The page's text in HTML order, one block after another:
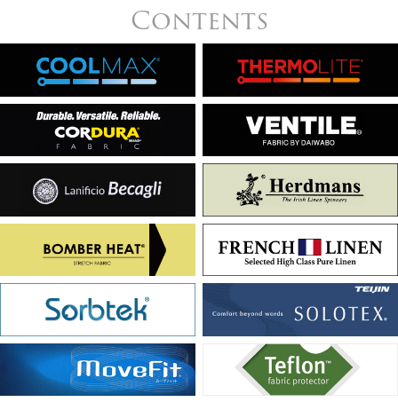
Contents